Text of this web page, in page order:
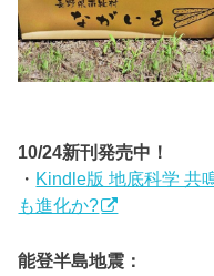
10/24新刊発売中！
・ Kindle版 地底科学 共
も進化か?
能登半島地震：